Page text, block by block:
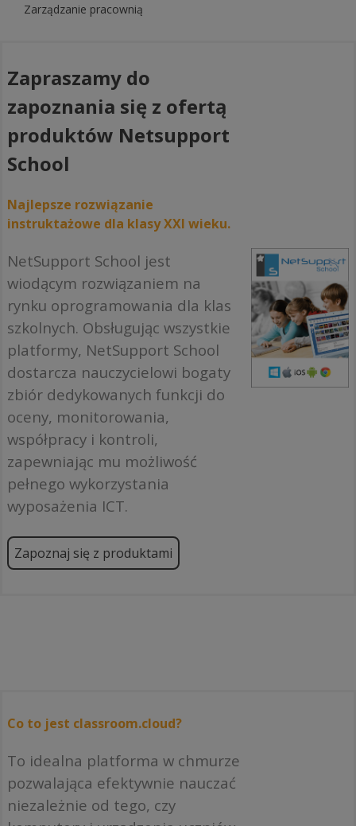
Zarządzanie pracownią
Zapraszamy do
zapoznania się z ofertą
produktów Netsupport
School
Najlepsze rozwiązanie
instruktażowe dla klasy XXI wieku.
NetSupport School jest
wiodącym rozwiązaniem na
rynku oprogramowania dla klas
szkolnych. Obsługując wszystkie
platformy, NetSupport School
dostarcza nauczycielowi bogaty
zbiór dedykowanych funkcji do
oceny, monitorowania,
współpracy i kontroli,
zapewniając mu możliwość
pełnego wykorzystania
wyposażenia ICT.
Zapoznaj się z produktami
Co to jest classroom.cloud?
To idealna platforma w chmurze
pozwalająca efektywnie nauczać
niezależnie od tego, czy